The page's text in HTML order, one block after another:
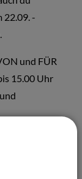
22.09. -
und FÜR
15.00 Uhr